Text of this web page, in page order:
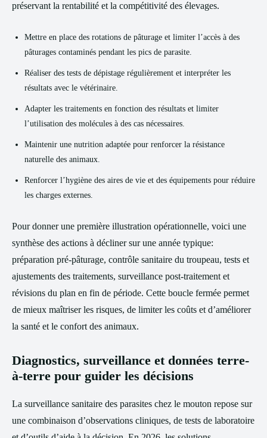
préservant la rentabilité et la compétitivité des élevages.
Mettre en place des rotations de pâturage et limiter l’accès à des
pâturages contaminés pendant les pics de parasite.
Réaliser des tests de dépistage régulièrement et interpréter les
résultats avec le vétérinaire.
Adapter les traitements en fonction des résultats et limiter
l’utilisation des molécules à des cas nécessaires.
Maintenir une nutrition adaptée pour renforcer la résistance
naturelle des animaux.
Renforcer l’hygiène des aires de vie et des équipements pour réduire
les charges externes.
Pour donner une première illustration opérationnelle, voici une
synthèse des actions à décliner sur une année typique:
préparation pré-pâturage, contrôle sanitaire du troupeau, tests et
ajustements des traitements, surveillance post-traitement et
révisions du plan en fin de période. Cette boucle fermée permet
de mieux maîtriser les risques, de limiter les coûts et d’améliorer
la santé et le confort des animaux.
Diagnostics, surveillance et données terre-
à-terre pour guider les décisions
La surveillance sanitaire des parasites chez le mouton repose sur
une combinaison d’observations cliniques, de tests de laboratoire